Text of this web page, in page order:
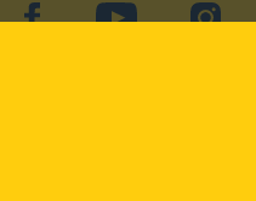
facebookYouTube